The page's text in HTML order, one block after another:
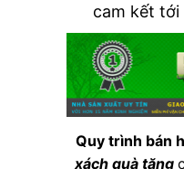
cam kết tới
Quy trình bán
xách quà tặng